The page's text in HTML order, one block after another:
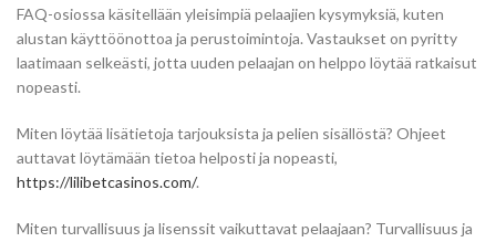
FAQ-osiossa käsitellään yleisimpiä pelaajien kysymyksiä, kuten
alustan käyttöönottoa ja perustoimintoja. Vastaukset on pyritty
laatimaan selkeästi, jotta uuden pelaajan on helppo löytää ratkaisut
nopeasti.
Miten löytää lisätietoja tarjouksista ja pelien sisällöstä? Ohjeet
auttavat löytämään tietoa helposti ja nopeasti,
https://lilibetcasinos.com/.
Miten turvallisuus ja lisenssit vaikuttavat pelaajaan? Turvallisuus ja